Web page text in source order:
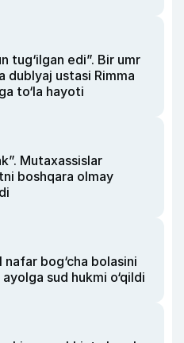
tug‘ilgan edi”. Bir umr
dublyaj ustasi Rimma
to‘la hayoti
Mutaxassislar
boshqara olmay
nafar bog‘cha bolasini
sud hukmi o‘qildi